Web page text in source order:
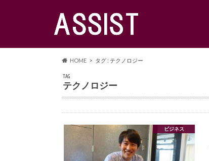
HOME タグ : テクノロジー
TAG
テクノロジー
ビジネス